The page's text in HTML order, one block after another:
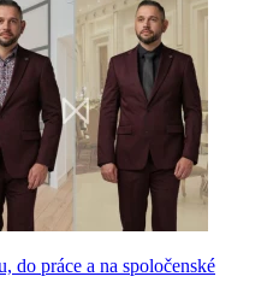
do práce a na spoločenské